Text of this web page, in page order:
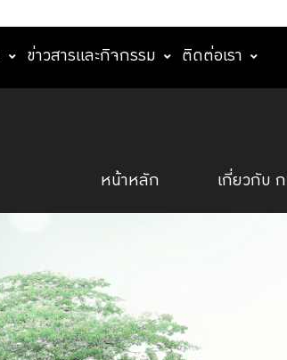
ข่าวสารและกิจกรรม ติดต่อเรา
หน้าหลัก เกี่ยวกับ